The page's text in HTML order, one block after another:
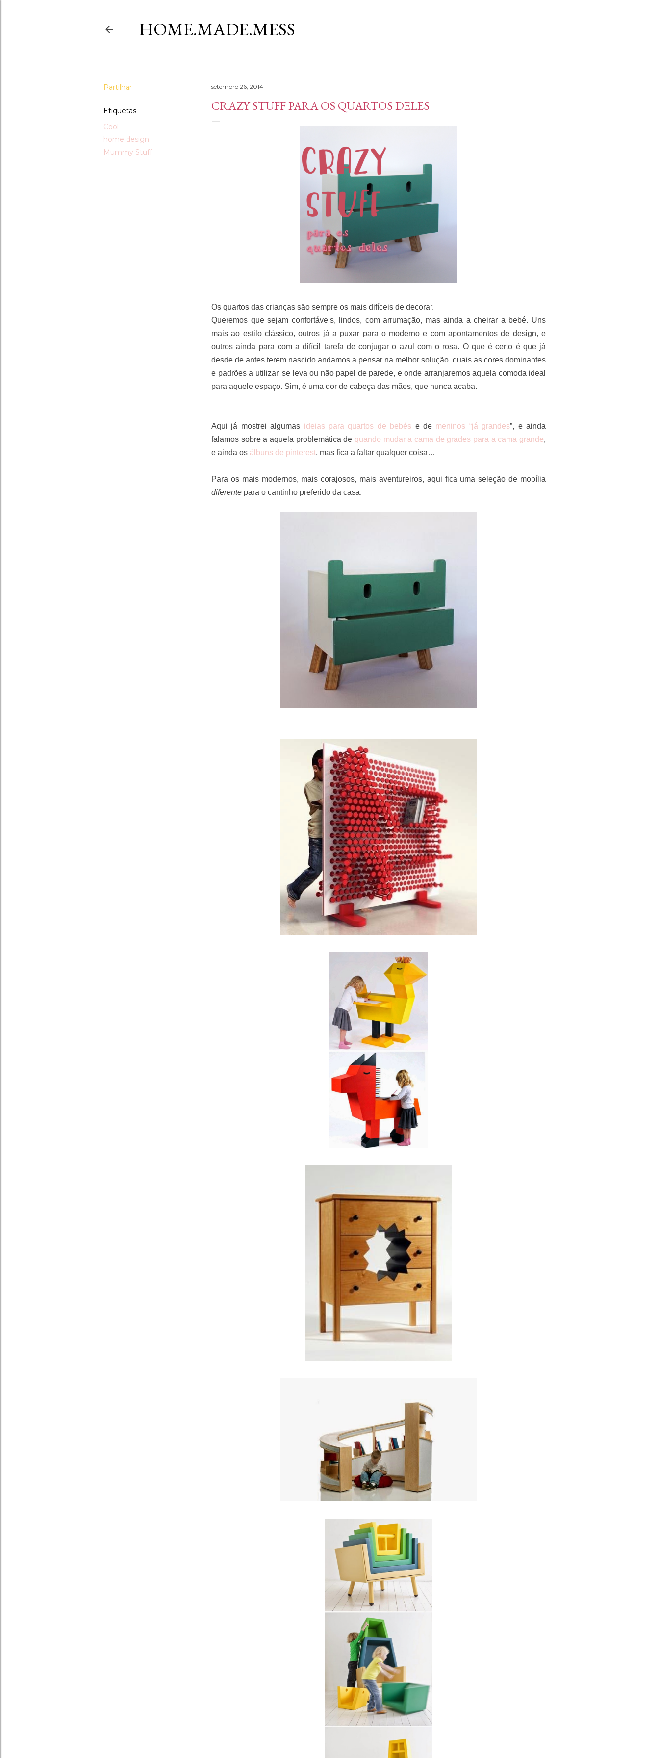
HOME.MADE.MESS
Partilhar
Etiquetas
Cool
home design
Mummy Stuff
setembro 26, 2014
CRAZY STUFF PARA OS QUARTOS DELES
Os quartos das crianças são sempre os mais difíceis de decorar.
Queremos que sejam confortáveis, lindos, com arrumação, mas ainda a cheirar a bebé. Uns
mais ao estilo clássico, outros já a puxar para o moderno e com apontamentos de design, e
outros ainda para com a difícil tarefa de conjugar o azul com o rosa. O que é certo é que já
desde de antes terem nascido andamos a pensar na melhor solução, quais as cores dominantes
e padrões a utilizar, se leva ou não papel de parede, e onde arranjaremos aquela comoda ideal
para aquele espaço. Sim, é uma dor de cabeça das mães, que nunca acaba.
Aqui já mostrei algumas ideias para quartos de bebés e de meninos “já grandes”, e ainda
falamos sobre a aquela problemática de quando mudar a cama de grades para a cama grande,
e ainda os álbuns de pinterest, mas fica a faltar qualquer coisa…
Para os mais modernos, mais corajosos, mais aventureiros, aqui fica uma seleção de mobília
diferente para o cantinho preferido da casa: